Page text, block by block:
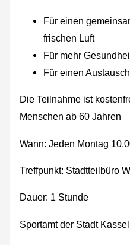
Für einen
frischen Luft
Für mehr
Für einen
Die Teilnahme ist
Menschen ab 60 Jahren
Wann: Jeden Montag
Treffpunkt: Stadtteilbüro
Dauer: 1 Stunde
Sportamt der Stadt Kassel